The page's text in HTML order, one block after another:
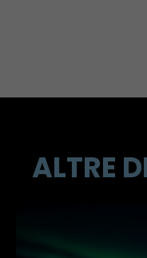
ALTRE